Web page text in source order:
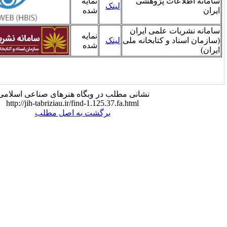
لینک
فارسی
ملی لینک
نمایه
شده
ایران/
فارسی
مطلب در وبگاه هنرهای صناعی اسلامی:
http://jih-tabriziau.ir/find-1.125.37.fa.html